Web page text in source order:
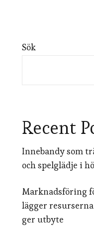
Sök
Recent
Innebandy som
och spelglädje i
Marknadsföring
lägger
ger utbyte